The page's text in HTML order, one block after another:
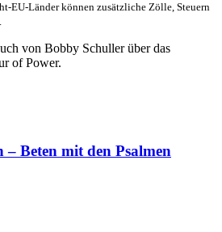
EU-Länder können zusätzliche Zölle, Steuern
von Bobby Schuller über das
of Power.
– Beten mit den Psalmen